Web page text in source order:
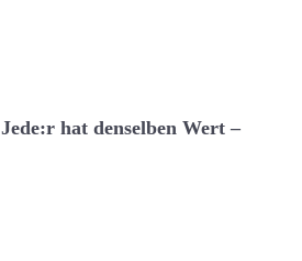
Jede:r hat denselben Wert –